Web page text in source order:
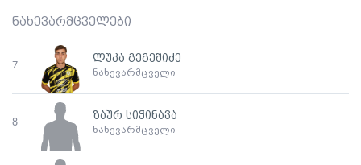
ნახევარმცველები
7
ლუკა გეგეშიძე
ნახევარმცველი
8
ზაურ სიჭინავა
ნახევარმცველი